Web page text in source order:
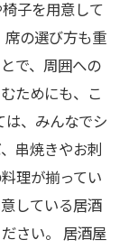
子を用意して
席の選び方も重
で、周囲への
ためにも、こ
は、みんなでシ
串焼きやお刺
理が揃ってい
している居酒
さい。 居酒屋